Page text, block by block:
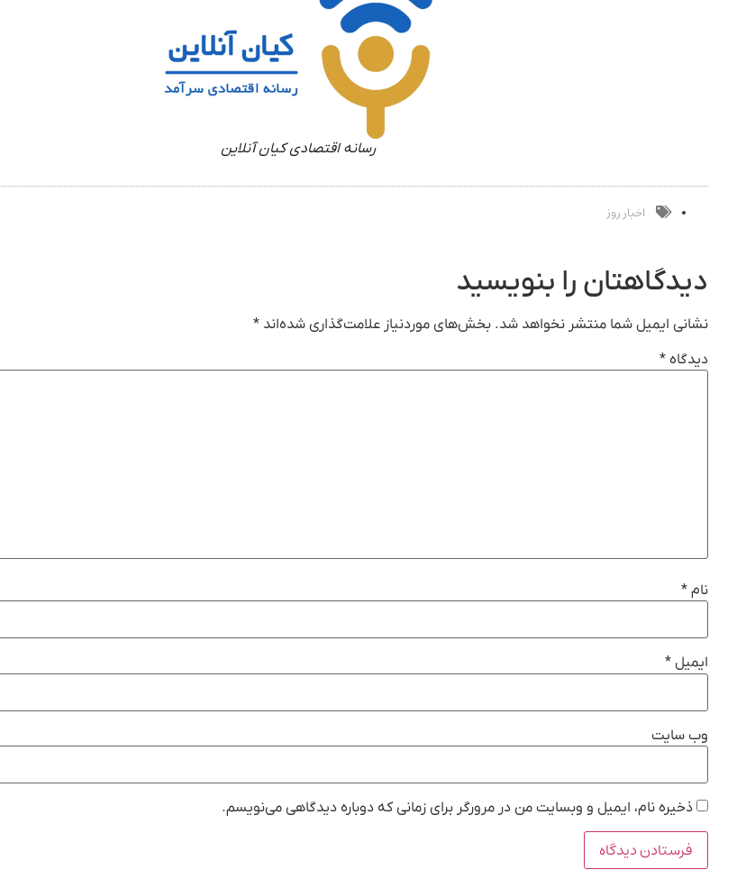
رسانه اقتصادی کیان آنلاین
اخبار روز
دیدگاهتان را بنویسید
نشانی ایمیل شما منتشر نخواهد شد. بخش‌های موردنیاز علامت‌گذاری شده‌اند *
دیدگاه *
نام *
ایمیل *
وب‌ سایت
ذخیره نام، ایمیل و وبسایت من در مرورگر برای زمانی که دوباره دیدگاهی می‌نویسم.